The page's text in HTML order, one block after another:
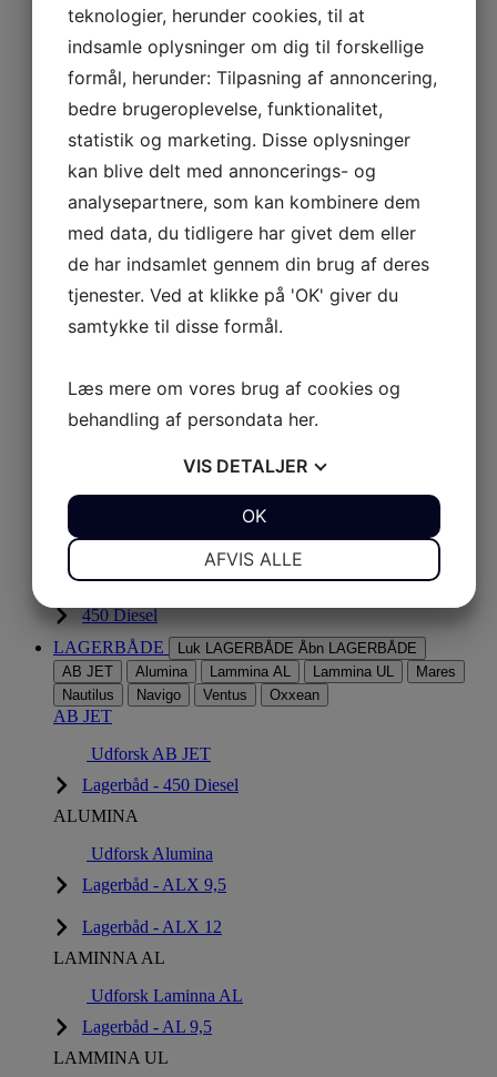
Udforsk AB Rider
AB Rider
AB JET
Åbn AB JET
Serie XP
Serie S 450 Diesel
SERIE XP
Udforsk Serie XP
XP 350
XP 390
XP 430
XP 465
Udforsk Serie S
S 290
450 DIESEL
Udforsk 450 Diesel
450 Diesel
LAGERBÅDE
Luk LAGERBÅDE Åbn LAGERBÅDE
AB JET
Alumina Lammina AL Lammina UL
Mares
Nautilus
Navigo Ventus Oxxean
AB JET
Udforsk AB JET
Lagerbåd - 450 Diesel
ALUMINA
Udforsk Alumina
Lagerbåd - ALX 9,5
Lagerbåd - ALX 12
LAMINNA AL
Udforsk Laminna AL
Lagerbåd - AL 9,5
LAMMINA UL
teknologier, herunder cookies, til at
indsamle oplysninger om dig til forskellige
formål, herunder: Tilpasning af annoncering,
bedre brugeroplevelse, funktionalitet,
statistik og marketing. Disse oplysninger
kan blive delt med annoncerings- og
analysepartnere, som kan kombinere dem
med data, du tidligere har givet dem eller
de har indsamlet gennem din brug af deres
tjenester. Ved at klikke på 'OK' giver du
samtykke til disse formål.
Læs mere om vores brug af cookies og
behandling af persondata her.
VIS DETALJER
MARKETING
AFVIS ALLE
OK